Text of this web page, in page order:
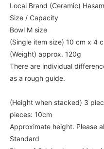
Local Brand (Ceramic)
Size / Capacity
Bowl M size
(Single item size) 10 cm x 4
(Weight) approx. 120g
There are individual
as a rough guide.
(Height when stacked) 3
pieces: 10cm
Approximate height. Please
Standard